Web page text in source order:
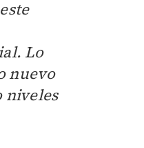
Lo
nuevo
niveles